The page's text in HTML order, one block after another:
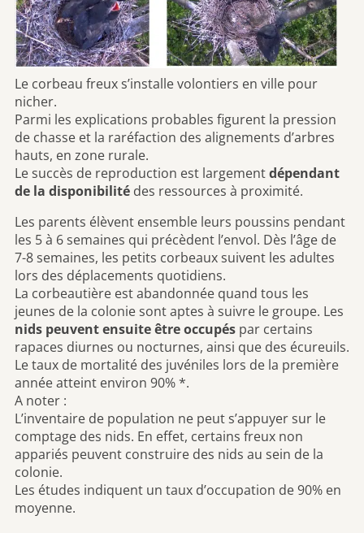
Le corbeau freux s’installe volontiers en ville pour
nicher.
Parmi les explications probables figurent la pression
de chasse et la raréfaction des alignements d’arbres
hauts, en zone rurale.
Le succès de reproduction est largementdépendant
de la disponibilité des ressources à proximité.
Les parents élèvent ensemble leurs poussins pendant
les 5 à 6 semaines qui précèdent l’envol. Dès l’âge de
7-8 semaines, les petits corbeaux suivent les adultes
lors des déplacements quotidiens.
La corbeautière est abandonnée quand tous les
jeunes de la colonie sont aptes à suivre le groupe. Les
nids peuvent ensuite être occupés par certains
rapaces diurnes ou nocturnes, ainsi que des écureuils.
Le taux de mortalité des juvéniles lors de la première
année atteint environ 90% *.
A noter :
L’inventaire de population ne peut s’appuyer sur le
comptage des nids. En effet, certains freux non
appariés peuvent construire des nids au sein de la
colonie.
Les études indiquent un taux d’occupation de 90% en
moyenne.